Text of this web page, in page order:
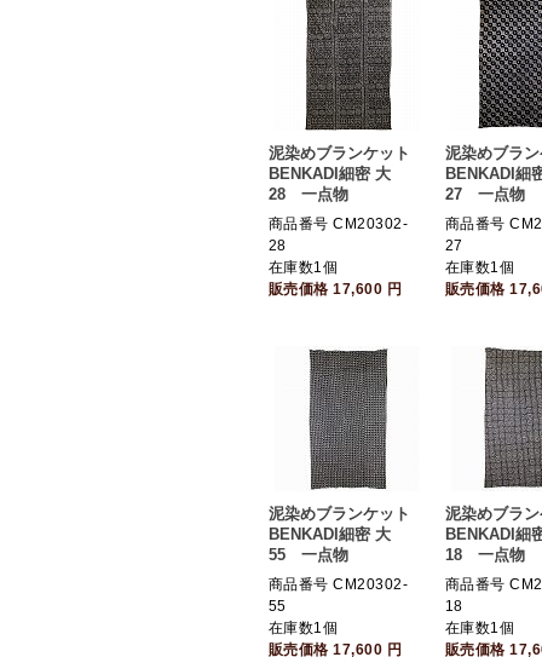
泥染めブランケット
BENKADI細密 大
28 一点物
商品番号 CM20302-
28
在庫数1個
販売価格17,600 円
泥染めブラ
BENKADI細
27 一点物
商品番号
27
在庫数1個
販売価格
泥染めブランケット
BENKADI細密 大
55 一点物
商品番号 CM20302-
55
在庫数1個
販売価格17,600 円
泥染めブラ
BENKADI細
18 一点物
商品番号
18
在庫数1個
販売価格